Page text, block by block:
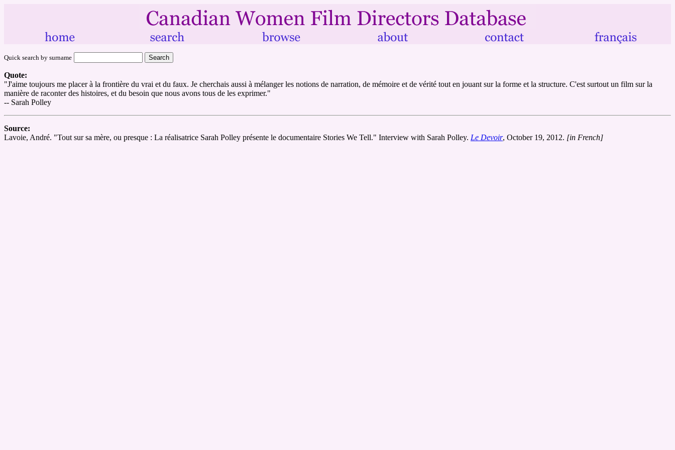
Quick search by surname
Quote:
"J'aime toujours me placer à la frontière du vrai et du faux. Je cherchais aussi à mélanger les notions de narration, de mémoire et de vérité tout en jouant sur la forme et la structure. C'est surtout un film sur la
manière de raconter des histoires, et du besoin que nous avons tous de les exprimer."
-- Sarah Polley
Source:
Lavoie, André. "Tout sur sa mère, ou presque : La réalisatrice Sarah Polley présente le documentaire Stories We Tell." Interview with Sarah Polley. Le Devoir, October 19, 2012. [in French]